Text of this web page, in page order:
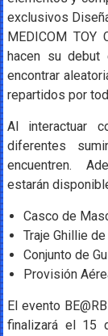
exclusivos
MEDICOM TOY
hacen su debut
encontrar
repartidos por
Al interactuar
diferentes
encuentren.
estarán
Casco de
Traje Ghillie
Conjunto de
Provisión
El evento
finalizará el 15